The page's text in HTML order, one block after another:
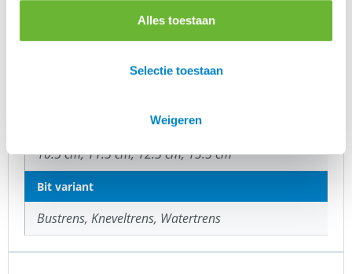
Alles toestaan
Selectie toestaan
Weigeren
10.5 cm, 11.5 cm, 12.5 cm, 13.5 cm
Bit variant
Bustrens, Kneveltrens, Watertrens